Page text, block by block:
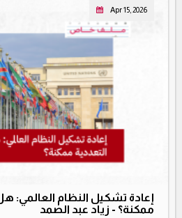
Apr 15, 2026
إعادة تشكيل النظام العالمي:
ممكنة؟ - زياد عبد الصمد